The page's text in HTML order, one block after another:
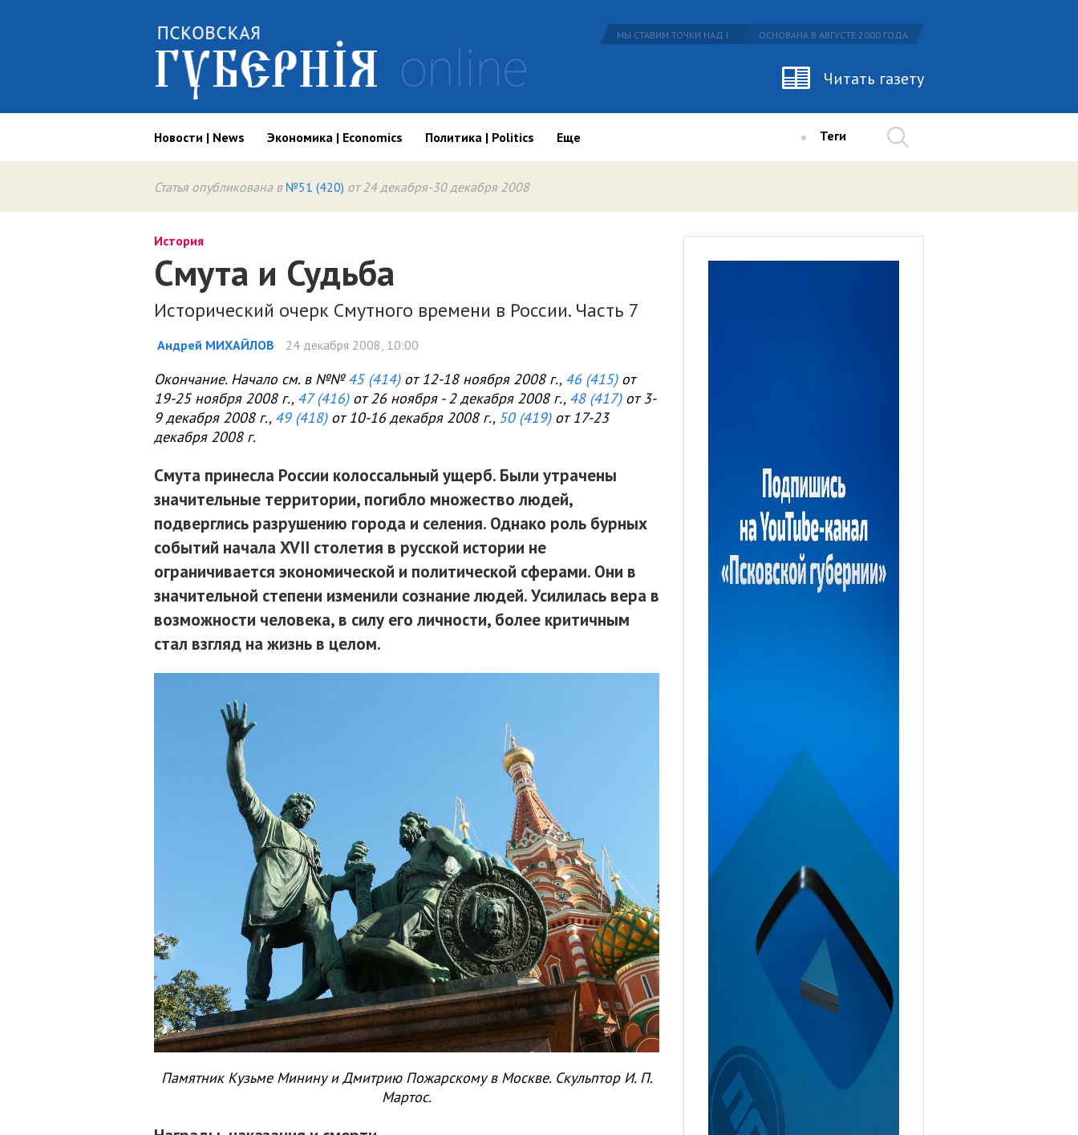
МЫ СТАВИМ ТОЧКИ НАД I ОСНОВАНА В АВГУСТЕ 2000 ГОДА
Читать газету
Новости | News Экономика | Economics Политика | Politics Еще Теги
Статья опубликована в №51 (420) от 24 декабря-30 декабря 2008
История
Смута и Судьба
Исторический очерк Смутного времени в России. Часть 7
Андрей МИХАЙЛОВ 24 декабря 2008, 10:00
Окончание. Начало см. в №№45 (414)от 12-18 ноября 2008 г., 46 (415)от
19-25 ноября 2008 г., 47 (416)от 26 ноября - 2 декабря 2008 г., 48 (417)от 3-
9 декабря 2008 г., 49 (418)от 10-16 декабря 2008 г., 50 (419)от 17-23
декабря 2008 г.
Смута принесла России колоссальный ущерб. Были утрачены
значительные территории, погибло множество людей,
подверглись разрушению города и селения. Однако роль бурных
событий начала XVII столетия в русской истории не
ограничивается экономической и политической сферами. Они в
значительной степени изменили сознание людей. Усилилась вера в
возможности человека, в силу его личности, более критичным
стал взгляд на жизнь в целом.
Памятник Кузьме Минину и Дмитрию Пожарскому в Москве. Скульптор И. П.
Мартос.